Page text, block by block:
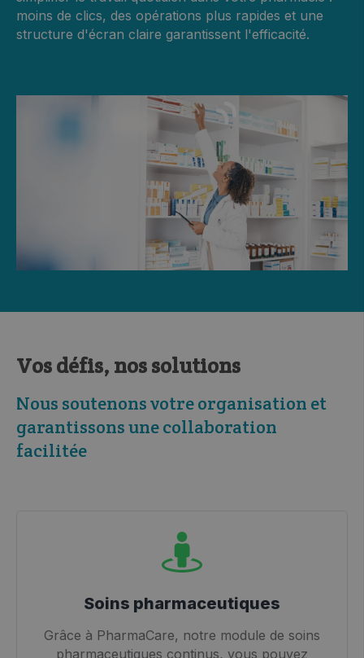
moins de clics, des opérations plus rapides et une
structure d'écran claire garantissent l'efficacité.
Vos défis, nos solutions
Nous soutenons votre organisation et
garantissons une collaboration
facilitée
Soins pharmaceutiques
Grâce à PharmaCare, notre module de soins
pharmaceutiques continus, vous pouvez